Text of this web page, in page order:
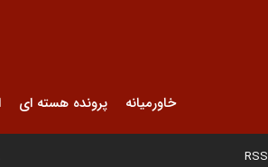
خاورمیانه پرونده هسته ای
RSS